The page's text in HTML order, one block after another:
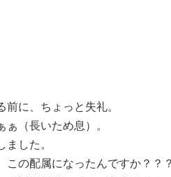
前に、ちょっと失礼。
ぁ（長いため息）。
ました。
この配属になったんですか？